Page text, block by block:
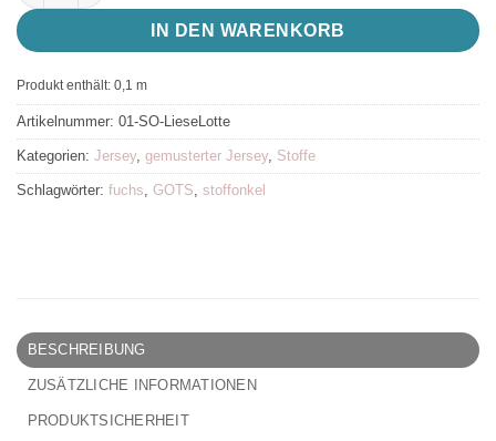
IN DEN WARENKORB
Produkt enthält: 0,1 m
Artikelnummer: 01-SO-LieseLotte
Kategorien: Jersey gemusterter Jersey Stoffe
Schlagwörter: fuchs GOTS stoffonkel
BESCHREIBUNG
ZUSÄTZLICHE INFORMATIONEN
PRODUKTSICHERHEIT